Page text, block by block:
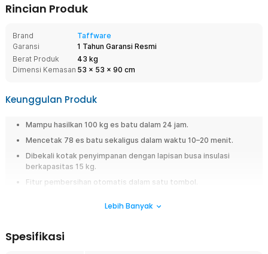
Rincian Produk
Brand
Taffware
Garansi
1 Tahun Garansi Resmi
Berat Produk
43 kg
Dimensi Kemasan 53 x 53 x 90 cm
Keunggulan Produk
Mampu hasilkan 100 kg es batu dalam 24 jam.
Mencetak 78 es batu sekaligus dalam waktu 10–20 menit.
Dibekali kotak penyimpanan dengan lapisan busa insulasi
berkapasitas 15 kg.
Fitur pembersihan otomatis dalam satu tombol.
Overview
Lebih Banyak
Spesifikasi